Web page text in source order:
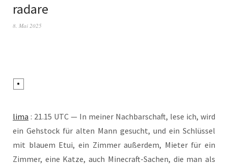
radare
8. Mai 2025
lima : 21.15 UTC — In mei­ner Nach­bar­schaft, lese ich, wird
ein Geh­stock für alten Mann gesucht, und ein Schlüs­sel
mit blau­em Etui, ein Zim­mer außer­dem, Mie­ter für ein
Zim­mer, eine Kat­ze, auch Mine­craft-Sachen, die man als